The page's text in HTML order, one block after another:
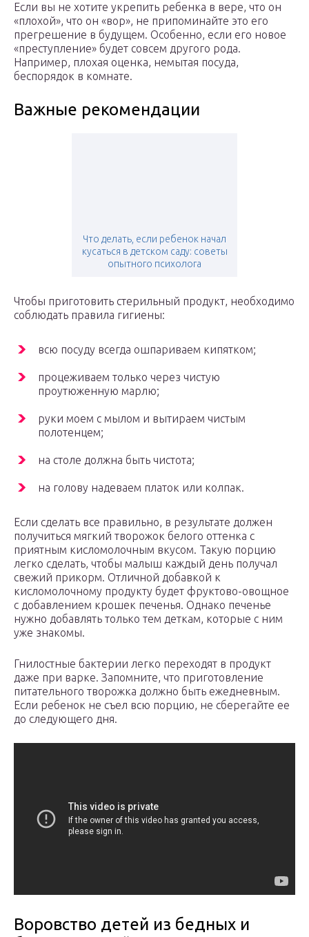
Если вы не хотите укрепить ребенка в вере, что он
«плохой», что он «вор», не припоминайте это его
прегрешение в будущем. Особенно, если его новое
«преступление» будет совсем другого рода.
Например, плохая оценка, немытая посуда,
беспорядок в комнате.
Важные рекомендации
Что делать, если ребенок начал
кусаться в детском саду: советы
опытного психолога
Чтобы приготовить стерильный продукт, необходимо
соблюдать правила гигиены:
всю посуду всегда ошпариваем кипятком;
процеживаем только через чистую
проутюженную марлю;
руки моем с мылом и вытираем чистым
полотенцем;
на столе должна быть чистота;
на голову надеваем платок или колпак.
Если сделать все правильно, в результате должен
получиться мягкий творожок белого оттенка с
приятным кисломолочным вкусом. Такую порцию
легко сделать, чтобы малыш каждый день получал
свежий прикорм. Отличной добавкой к
кисломолочному продукту будет фруктово-овощное
с добавлением крошек печенья. Однако печенье
нужно добавлять только тем деткам, которые с ним
уже знакомы.
Гнилостные бактерии легко переходят в продукт
даже при варке. Запомните, что приготовление
питательного творожка должно быть ежедневным.
Если ребенок не съел всю порцию, не сберегайте ее
до следующего дня.
Воровство детей из бедных и